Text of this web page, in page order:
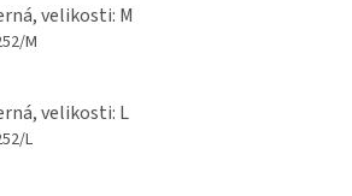
velikosti: M
M
velikosti: L
L